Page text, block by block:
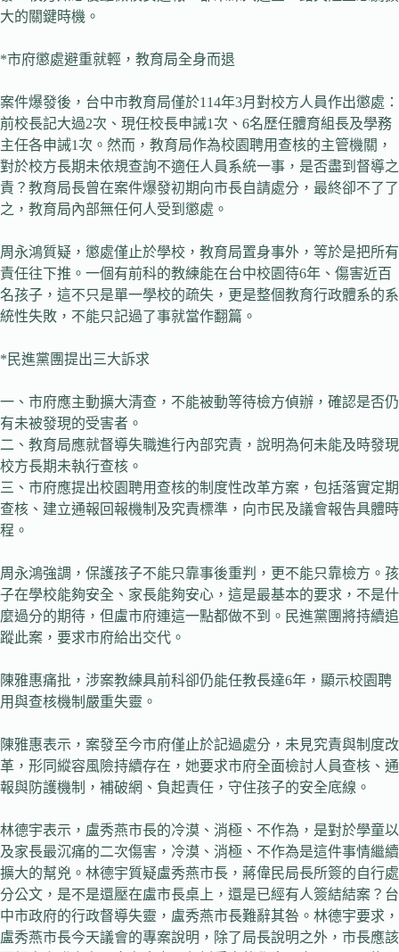
大的關鍵時機。
*市府懲處避重就輕，教育局全身而退
案件爆發後，台中市教育局僅於114年3月對校方人員作出懲處：
前校長記大過2次、現任校長申誡1次、6名歷任體育組長及學務
主任各申誡1次。然而，教育局作為校園聘用查核的主管機關，
對於校方長期未依規查詢不適任人員系統一事，是否盡到督導之
責？教育局長曾在案件爆發初期向市長自請處分，最終卻不了了
之，教育局內部無任何人受到懲處。
周永鴻質疑，懲處僅止於學校，教育局置身事外，等於是把所有
責任往下推。一個有前科的教練能在台中校園待6年、傷害近百
名孩子，這不只是單一學校的疏失，更是整個教育行政體系的系
統性失敗，不能只記過了事就當作翻篇。
*民進黨團提出三大訴求
一、市府應主動擴大清查，不能被動等待檢方偵辦，確認是否仍
有未被發現的受害者。
二、教育局應就督導失職進行內部究責，說明為何未能及時發現
校方長期未執行查核。
三、市府應提出校園聘用查核的制度性改革方案，包括落實定期
查核、建立通報回報機制及究責標準，向市民及議會報告具體時
程。
周永鴻強調，保護孩子不能只靠事後重判，更不能只靠檢方。孩
子在學校能夠安全、家長能夠安心，這是最基本的要求，不是什
麼過分的期待，但盧市府連這一點都做不到。民進黨團將持續追
蹤此案，要求市府給出交代。
陳雅惠痛批，涉案教練具前科卻仍能任教長達6年，顯示校園聘
用與查核機制嚴重失靈。
陳雅惠表示，案發至今市府僅止於記過處分，未見究責與制度改
革，形同縱容風險持續存在，她要求市府全面檢討人員查核、通
報與防護機制，補破網、負起責任，守住孩子的安全底線。
林德宇表示，盧秀燕市長的冷漠、消極、不作為，是對於學童以
及家長最沉痛的二次傷害，冷漠、消極、不作為是這件事情繼續
擴大的幫兇。林德宇質疑盧秀燕市長，蔣偉民局長所簽的自行處
分公文，是不是還壓在盧市長桌上，還是已經有人簽結結案？台
中市政府的行政督導失靈，盧秀燕市長難辭其咎。林德宇要求，
盧秀燕市長今天議會的專案說明，除了局長說明之外，市長應該